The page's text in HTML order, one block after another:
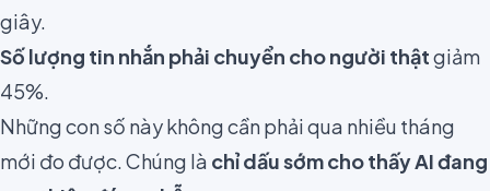
giây.
Số lượng tin nhắn phải chuyển cho người thậtgiảm
45%.
Những con số này không cần phải qua nhiều tháng
mới đo được. Chúng là chỉ dấu sớm cho thấy AI đang